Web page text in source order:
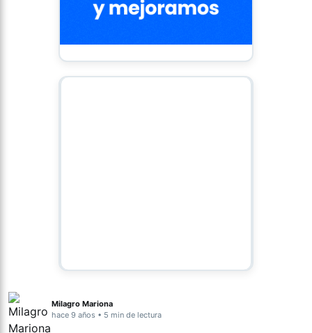
Milagro Mariona
hace 9 años • 5 min de lectura